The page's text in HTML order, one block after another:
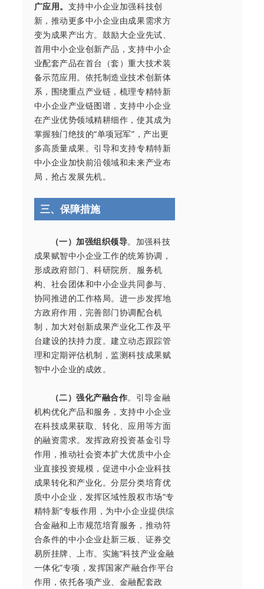
广应用。 支持中小企业加强科技创
新，推动更多中小企业由成果需求方
变为成果产出方。鼓励大企业先试、
首用中小企业创新产品，支持中小企
业配套产品在首台（套）重大技术装
备示范应用。依托制造业技术创新体
系，围绕重点产业链，梳理专精特新
中小企业产业链图谱，支持中小企业
在产业优势领域精耕细作，使其成为
掌握独门绝技的“单项冠军”，产出更
多高质量成果。引导和支持专精特新
中小企业加快前沿领域和未来产业布
局，抢占发展先机。
三、保障措施
（一）加强组织领导。加强科技
成果赋智中小企业工作的统筹协调，
形成政府部门、科研院所、服务机
构、社会团体和中小企业共同参与、
协同推进的工作格局。进一步发挥地
方政府作用，完善部门协调配合机
制，加大对创新成果产业化工作及平
台建设的扶持力度。建立动态跟踪管
理和定期评估机制，监测科技成果赋
智中小企业的成效。
（二）强化产融合作。引导金融
机构优化产品和服务，支持中小企业
在科技成果获取、转化、应用等方面
的融资需求。发挥政府投资基金引导
作用，推动社会资本扩大优质中小企
业直接投资规模，促进中小企业科技
成果转化和产业化。分层分类培育优
质中小企业，发挥区域性股权市场“专
精特新”专板作用，为中小企业提供综
合金融和上市规范培育服务，推动符
合条件的中小企业赴新三板、证券交
易所挂牌、上市。实施“科技产业金融
一体化”专项，发挥国家产融合作平台
作用，依托各项产业、金融配套政